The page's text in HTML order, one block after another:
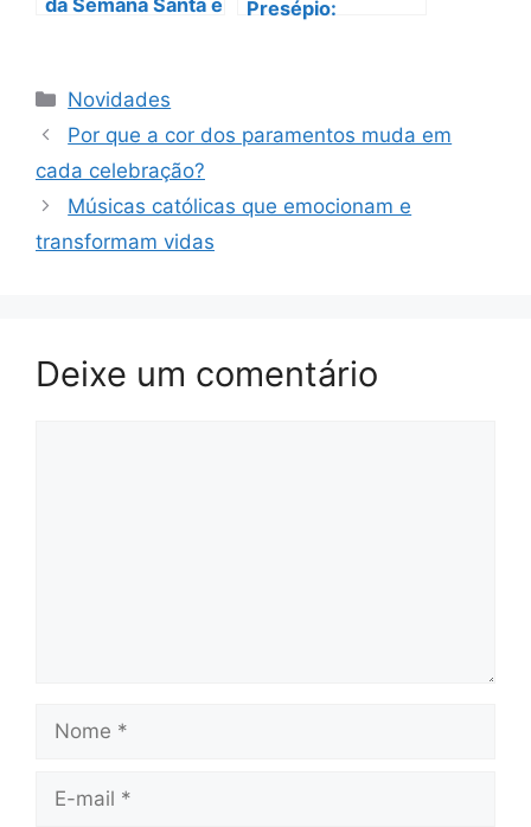
Presépio:
Categorias
Novidades
Por que a cor dos paramentos muda em
cada celebração?
Músicas católicas que emocionam e
transformam vidas
Deixe um comentário
mail